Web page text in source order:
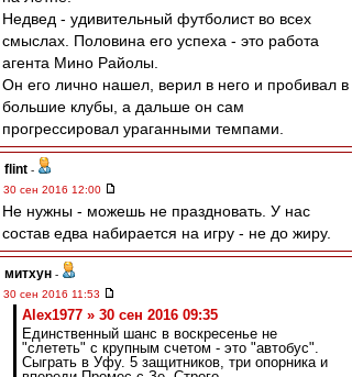
Недвед - удивительный футболист во всех
смыслах. Половина его успеха - это работа
агента Мино Райолы.
Он его лично нашел, верил в него и пробивал в
большие клубы, а дальше он сам
прогрессировал ураганными темпами.
flint -
30 сен 2016 12:00
Не нужны - можешь не праздновать. У нас
состав едва набирается на игру - не до жиру.
митхун -
30 сен 2016 11:53
Alex1977 » 30 сен 2016 09:35
Единственный шанс в воскресенье не
"слететь" с крупным счетом - это "автобус".
Сыграть в Уфу. 5 защитников, три опорника и